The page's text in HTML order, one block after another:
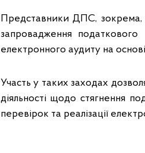
Представники ДПС, зокрема,
запровадження
електронного аудиту на
Участь у таких заходах
діяльності щодо стягнення
перевірок та реалізації